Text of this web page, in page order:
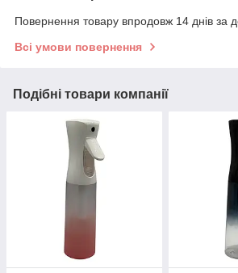
Повернення товару впродовж 14 днів за
Всі умови повернення
Подібні товари компанії